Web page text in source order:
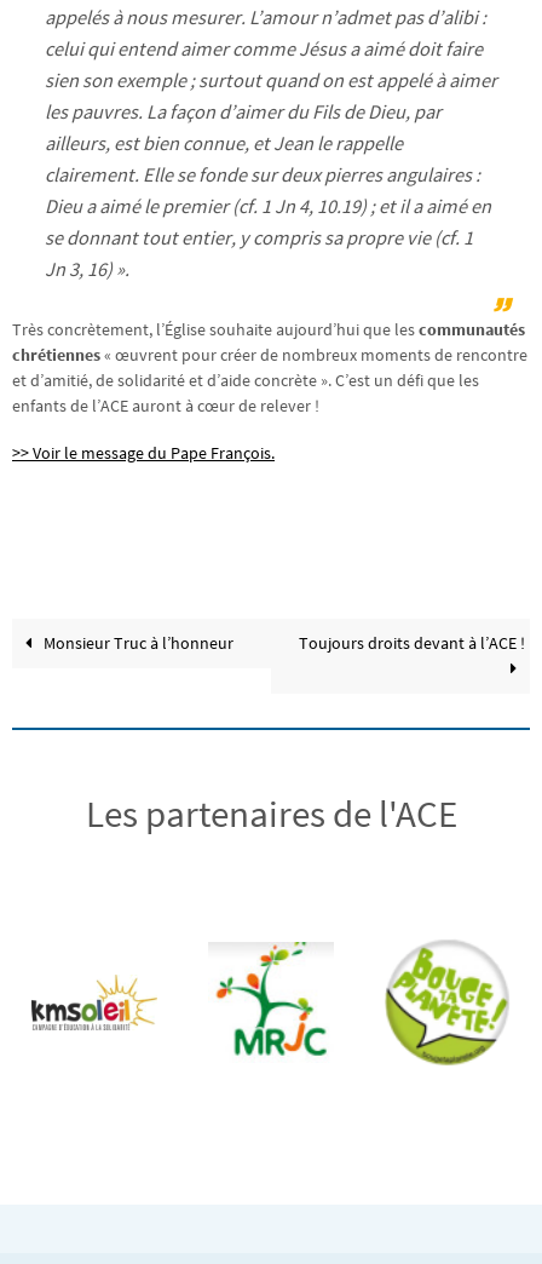
appelés à nous mesurer. L’amour n’admet pas d’alibi :
celui qui entend aimer comme Jésus a aimé doit faire
sien son exemple ; surtout quand on est appelé à aimer
les pauvres. La façon d’aimer du Fils de Dieu, par
ailleurs, est bien connue, et Jean le rappelle
clairement. Elle se fonde sur deux pierres angulaires :
Dieu a aimé le premier (cf. 1 Jn 4, 10.19) ; et il a aimé en
se donnant tout entier, y compris sa propre vie (cf. 1
Jn 3, 16) ».
Très concrètement, l’Église souhaite aujourd’hui que lescommunautés
chrétiennes« œuvrent pour créer de nombreux moments de rencontre
et d’amitié, de solidarité et d’aide concrète ». C’est un défi que les
enfants de l’ACE auront à cœur de relever !
>> Voir le message du Pape François.
Monsieur Truc à l’honneur Toujours droits devant à l’ACE !
Les partenaires de l'ACE